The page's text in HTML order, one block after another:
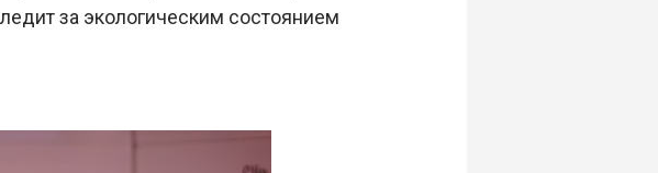
за экологическим состоянием